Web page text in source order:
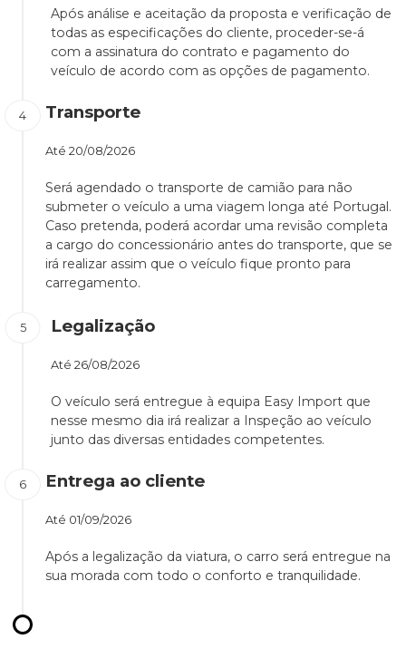
Após análise e aceitação da proposta e verificação de
todas as especificações do cliente, proceder-se-á
com a assinatura do contrato e pagamento do
veículo de acordo com as opções de pagamento.
Transporte
Até 20/08/2026
Será agendado o transporte de camião para não
submeter o veículo a uma viagem longa até Portugal.
Caso pretenda, poderá acordar uma revisão completa
a cargo do concessionário antes do transporte, que se
irá realizar assim que o veículo fique pronto para
carregamento.
Legalização
Até 26/08/2026
O veículo será entregue à equipa Easy Import que
nesse mesmo dia irá realizar a Inspeção ao veículo
junto das diversas entidades competentes.
Entrega ao cliente
Até 01/09/2026
Após a legalização da viatura, o carro será entregue na
sua morada com todo o conforto e tranquilidade.